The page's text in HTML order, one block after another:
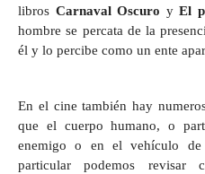
libros Carnaval Oscuro yEl
hombre se percata de la
él y lo percibe como un ente
En el cine también hay
que el cuerpo humano, o
enemigo o en el vehículo
particular podemos